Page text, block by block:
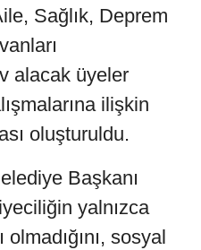
Sağlık, Deprem
alacak üyeler
ilişkin
oluşturuldu.
Başkanı
yalnızca
sosyal